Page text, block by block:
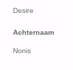
Desire
Achternaam
Nonis